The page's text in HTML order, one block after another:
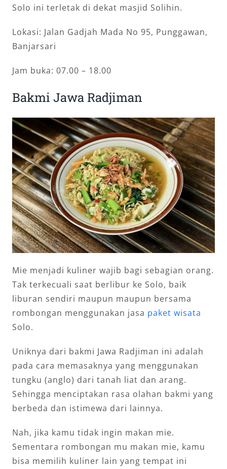
Solo ini terletak di dekat masjid Solihin.
Lokasi: Jalan Gadjah Mada No 95, Punggawan,
Banjarsari
Jam buka: 07.00 – 18.00
Bakmi Jawa Radjiman
Mie menjadi kuliner wajib bagi sebagian orang.
Tak terkecuali saat berlibur ke Solo, baik
liburan sendiri maupun maupun bersama
rombongan menggunakan jasa paket wisata
Solo.
Uniknya dari bakmi Jawa Radjiman ini adalah
pada cara memasaknya yang menggunakan
tungku (anglo) dari tanah liat dan arang.
Sehingga menciptakan rasa olahan bakmi yang
berbeda dan istimewa dari lainnya.
Nah, jika kamu tidak ingin makan mie.
Sementara rombongan mu makan mie, kamu
bisa memilih kuliner lain yang tempat ini